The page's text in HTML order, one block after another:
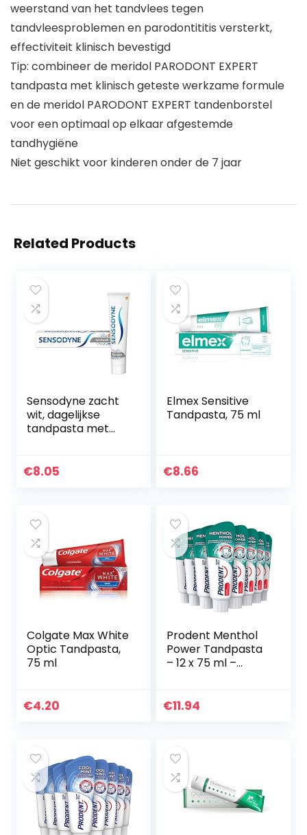
weerstand van het tandvlees tegen
tandvleesproblemen en parodontititis versterkt,
effectiviteit klinisch bevestigd
Tip: combineer de meridol PARODONT EXPERT
tandpasta met klinisch geteste werkzame formule
en de meridol PARODONT EXPERT tandenborstel
voor een optimaal op elkaar afgestemde
tandhygiëne
Niet geschikt voor kinderen onder de 7 jaar
Related Products
Sensodyne zacht
wit, dagelijkse
tandpasta met
€8.05
Elmex Sensitive
Tandpasta, 75 ml
€8.66
Colgate Max White
Optic Tandpasta,
75 ml
€4.20
Prodent Menthol
Power Tandpasta
– 12 x 75 ml –
€11.94